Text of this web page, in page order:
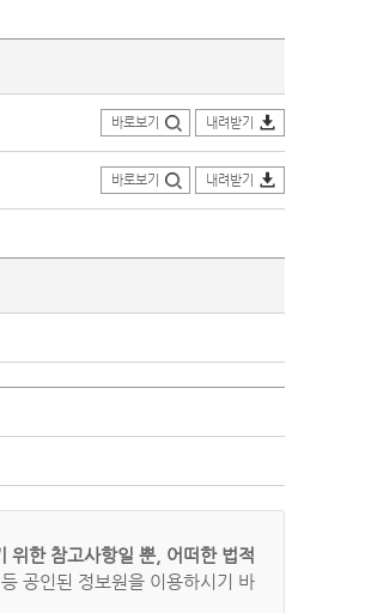
바로보기 내려받기
바로보기 내려받기
위한 참고사항일 뿐, 어떠한 법적
공인된 정보원을 이용하시기 바